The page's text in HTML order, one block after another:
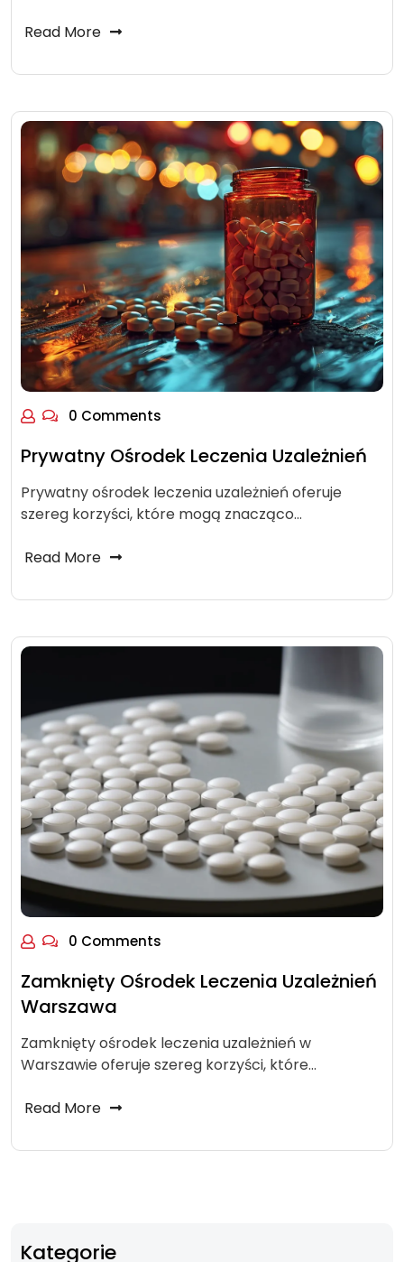
Read More
0 Comments
Prywatny Ośrodek Leczenia Uzależnień
Prywatny ośrodek leczenia uzależnień oferuje
szereg korzyści, które mogą znacząco…
Read More
0 Comments
Zamknięty Ośrodek Leczenia Uzależnień
Warszawa
Zamknięty ośrodek leczenia uzależnień w
Warszawie oferuje szereg korzyści, które…
Read More
Kategorie